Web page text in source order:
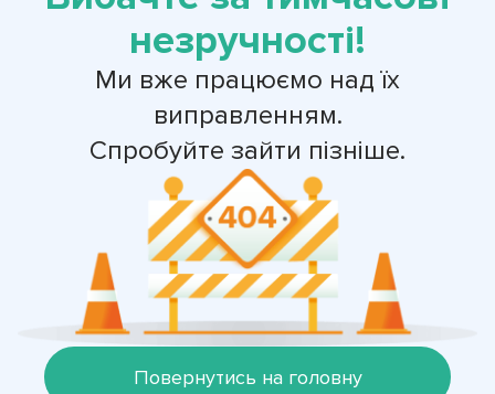
незручності!
Ми вже працюємо над їх
виправленням.
Спробуйте зайти пізніше.
Повернутись на головну